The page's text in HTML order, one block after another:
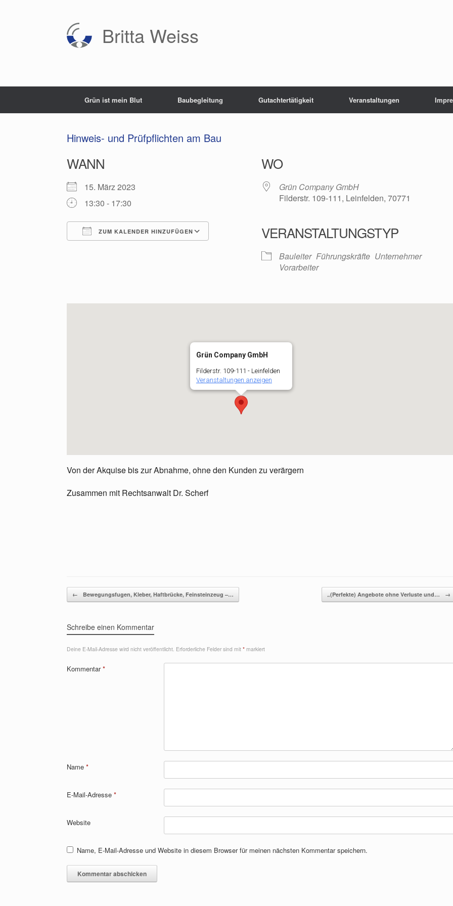
Britta Weiss
Grün ist mein Blut Baubegleitung Gutachtertätigkeit Veranstaltungen
Hinweis- und Prüfpflichten am Bau
WANN
15. März 2023
13:30 - 17:30
ZUM KALENDER HINZUFÜGEN
Google Kalender
WO
Grün Company GmbH
Filderstr. 109-111, Leinfelden, 70771
VERANSTALTUNGSTYP
Bauleiter Führungskräfte Unternehmer
Vorarbeiter
Grün Company GmbH
Filderstr. 109-111 - Leinfelden
Veranstaltungen anzeigen
Von der Akquise bis zur Abnahme, ohne den Kunden zu verärgern
Zusammen mit Rechtsanwalt Dr. Scherf
Beitragsnavigation
← Bewegungsfugen, Kleber, Haftbrücke, Feinsteinzeug –… „(Perfekte) Angebote ohne Verluste und… →
Schreibe einen Kommentar
Deine E-Mail-Adresse wird nicht veröffentlicht. Erforderliche Felder sind mit * markiert
Kommentar*
Name *
E-Mail-Adresse *
Website
Name, E-Mail-Adresse und Website in diesem Browser für meinen nächsten Kommentar speichern.